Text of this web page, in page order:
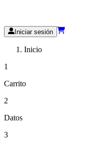
Iniciar sesión
Inicio
1
Carrito
2
Datos
3